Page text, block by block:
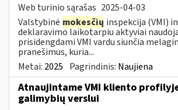
Web turinio sąrašas 2025-04-03
Valstybinė mokesčių inspekcija (VMI)
deklaravimo laikotarpiu aktyviai
prisidengdami VMI vardu siunčia
pranešimus, kuria...
Metai: 2025 Pagrindinis: Naujiena
Atnaujintame VMI kliento
galimybių verslui